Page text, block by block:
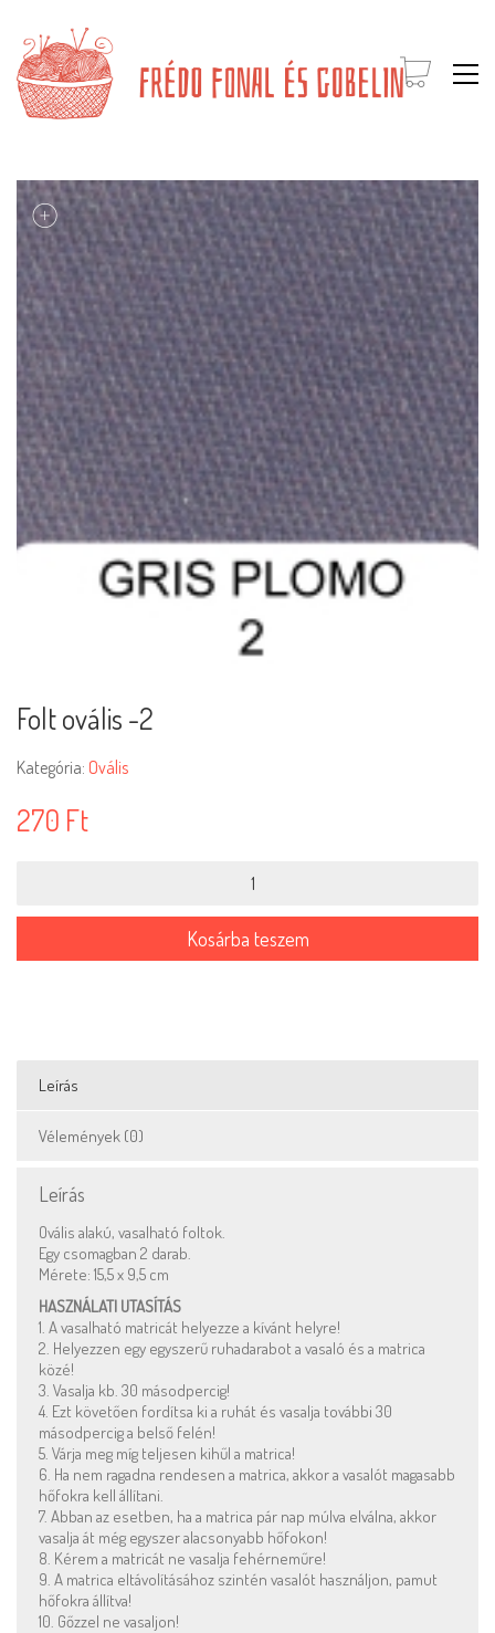
Folt ovális -2
Kategória: Ovális
270 Ft
-2
Kosárba teszem
Leírás
Vélemények (0)
Leírás
Ovális alakú, vasalható foltok.
Egy csomagban 2 darab.
Mérete: 15,5 x 9,5 cm
HASZNÁLATI UTASÍTÁS
1. A vasalható matricát helyezze a kívánt helyre!
2. Helyezzen egy egyszerű ruhadarabot a vasaló és a matrica
közé!
3. Vasalja kb. 30 másodpercig!
4. Ezt követően fordítsa ki a ruhát és vasalja további 30
másodpercig a belső felén!
5. Várja meg míg teljesen kihűl a matrica!
6. Ha nem ragadna rendesen a matrica, akkor a vasalót magasabb
hőfokra kell állítani.
7. Abban az esetben, ha a matrica pár nap múlva elválna, akkor
vasalja át még egyszer alacsonyabb hőfokon!
8. Kérem a matricát ne vasalja fehérneműre!
9. A matrica eltávolításához szintén vasalót használjon, pamut
hőfokra állítva!
10. Gőzzel ne vasaljon!